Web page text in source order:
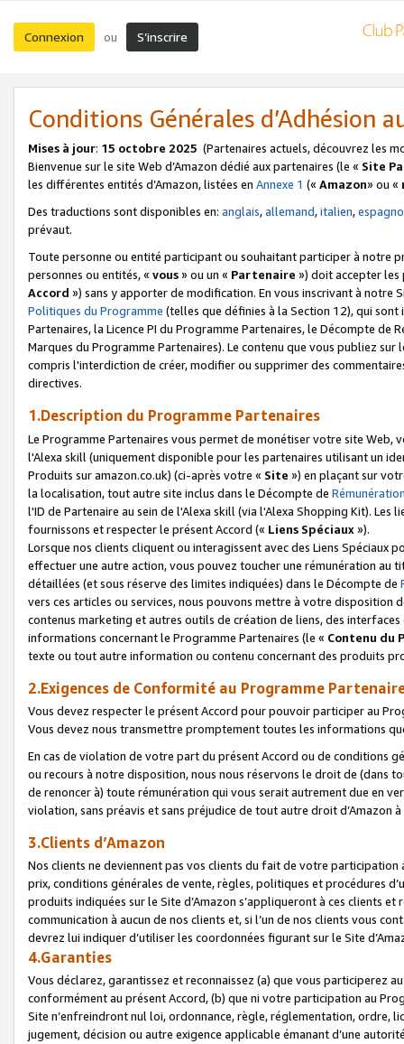
Connexion ou S’inscrire
Conditions Générales d’Adhésion
Mises à jour: 15 octobre 2025 (Partenaires actuels, découvrez les
Bienvenue sur le site Web d’Amazon dédié aux partenaires (le « Site
les différentes entités d’Amazon, listées en Annexe 1 (« Amazon» ou «
Des traductions sont disponibles en: anglais,allemand,italien,
prévaut.
Toute personne ou entité participant ou souhaitant participer à notre
personnes ou entités, « vous» ou un « Partenaire ») doit accepter les
Accord ») sans y apporter de modification. En vous inscrivant à notre
Politiques du Programme (telles que définies à la Section 12), qui
Partenaires, la Licence PI du Programme Partenaires, le Décompte de
Marques du Programme Partenaires). Le contenu que vous publiez
compris l'interdiction de créer, modifier ou supprimer des
directives.
1.Description du Programme Partenaires
Le Programme Partenaires vous permet de monétiser votre site Web,
l'Alexa skill (uniquement disponible pour les partenaires utilisant un
Produits sur amazon.co.uk) (ci-après votre « Site ») en plaçant sur
la localisation, tout autre site inclus dans le Décompte de
l'ID de Partenaire au sein de l'Alexa skill (via l'Alexa Shopping Kit).
fournissons et respecter le présent Accord (« Liens Spéciaux»).
Lorsque nos clients cliquent ou interagissent avec des Liens Spéciaux
effectuer une autre action, vous pouvez toucher une rémunération
détaillées (et sous réserve des limites indiquées) dans le Décompte de
vers ces articles ou services, nous pouvons mettre à votre disposition
contenus marketing et autres outils de création de liens, des
informations concernant le Programme Partenaires (le « Contenu du
texte ou tout autre information ou contenu concernant des produits
2.Exigences de Conformité au Programme
Vous devez respecter le présent Accord pour pouvoir participer au
Vous devez nous transmettre promptement toutes les informations
En cas de violation de votre part du présent Accord ou de conditions
ou recours à notre disposition, nous nous réservons le droit de (dans
de renoncer à) toute rémunération qui vous serait autrement due en
violation, sans préavis et sans préjudice de tout autre droit
3.Clients d’Amazon
Nos clients ne deviennent pas vos clients du fait de votre
prix, conditions générales de vente, règles, politiques et procédures
produits indiquées sur le Site d’Amazon s’appliqueront à ces clients
communication à aucun de nos clients et, si l’un de nos clients vous
devrez lui indiquer d’utiliser les coordonnées figurant sur le Site
4.Garanties
Vous déclarez, garantissez et reconnaissez (a) que vous participerez
conformément au présent Accord, (b) que ni votre participation au
Site n’enfreindront nul loi, ordonnance, règle, réglementation, ordre,
jugement, décision ou autre exigence applicable émanant d’une